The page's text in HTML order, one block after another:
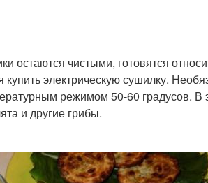
остаются чистыми, готовятся
электрическую сушилку.
режимом 50-60 градусов. В
и другие грибы.